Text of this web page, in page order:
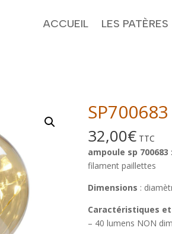
ACCUEIL LES PATÈRES
SP700683
32,00€ TTC
ampoule sp 700683 :
filament paillettes
Dimensions :
Caractéristiques
– 40 lumens NON